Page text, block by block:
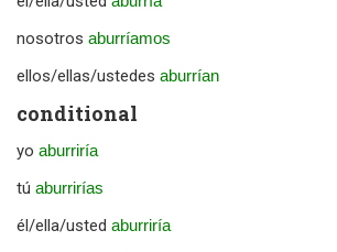
nosotros aburríamos
ellos/ellas/ustedes aburrían
conditional
yo aburriría
tú aburrirías
él/ella/usted aburriría